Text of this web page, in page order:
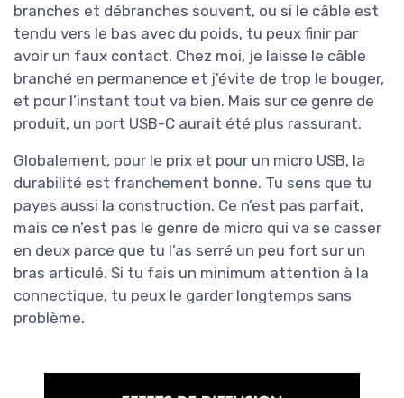
branches et débranches souvent, ou si le câble est
tendu vers le bas avec du poids, tu peux finir par
avoir un faux contact. Chez moi, je laisse le câble
branché en permanence et j’évite de trop le bouger,
et pour l’instant tout va bien. Mais sur ce genre de
produit, un port USB-C aurait été plus rassurant.
Globalement, pour le prix et pour un micro USB, la
durabilité est franchement bonne. Tu sens que tu
payes aussi la construction. Ce n’est pas parfait,
mais ce n’est pas le genre de micro qui va se casser
en deux parce que tu l’as serré un peu fort sur un
bras articulé. Si tu fais un minimum attention à la
connectique, tu peux le garder longtemps sans
problème.